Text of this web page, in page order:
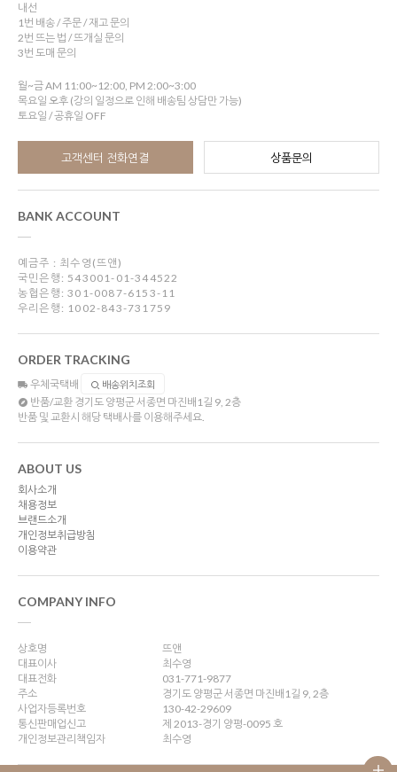
내선
1번 배송 / 주문 / 재고 문의
2번 뜨는 법 / 뜨개실 문의
3번 도매 문의
월~금 AM 11:00~12:00, PM 2:00~3:00
목요일 오후 (강의 일정으로 인해 배송팀 상담만 가능)
토요일 / 공휴일 OFF
고객센터 전화연결 상품문의
BANK ACCOUNT
예금주 : 최수영(뜨앤)
국민은행: 543001-01-344522
농협은행: 301-0087-6153-11
우리은행: 1002-843-731759
ORDER TRACKING
우체국택배 배송위치조회
반품/교환 경기도 양평군 서종면 마진배1길 9, 2층
반품 및 교환시 해당 택배사를 이용해주세요.
ABOUT US
회사소개
채용정보
브랜드소개
개인정보취급방침
이용약관
COMPANY INFO
상호명
뜨앤
대표이사
최수영
대표전화
031-771-9877
주소
경기도 양평군 서종면 마진배1길 9, 2층
사업자등록번호
130-42-29609
통신판매업신고
제 2013-경기 양평-0095 호
개인정보관리책임자
최수영